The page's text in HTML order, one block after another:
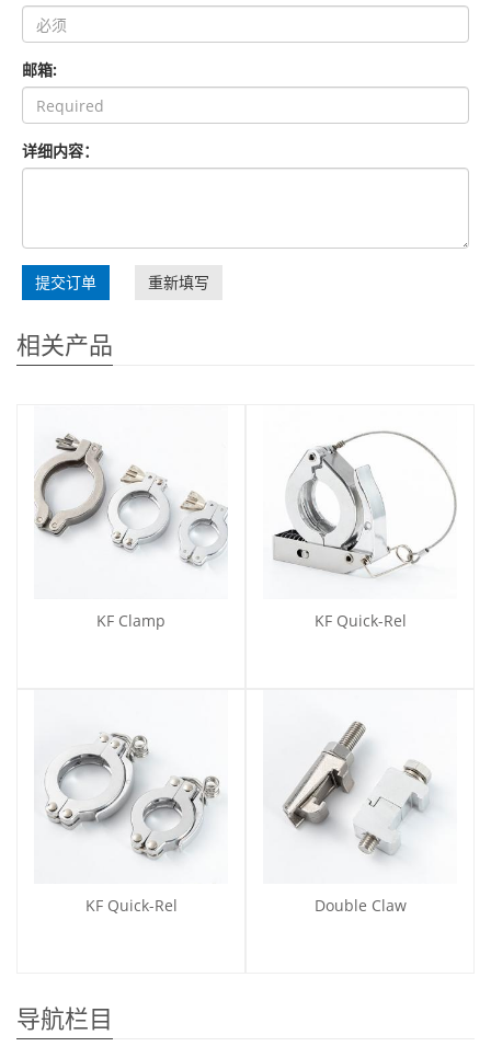
邮箱:
详细内容：
提交订单 重新填写
相关产品
KF Clamp KF Quick-Rel
KF Quick-Rel Double Claw
导航栏目